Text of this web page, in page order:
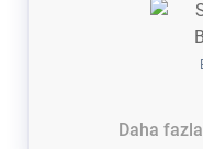
Daha